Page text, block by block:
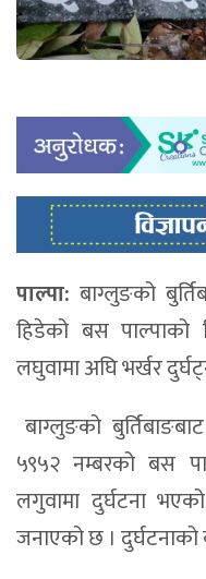
पाल्पा: बाग्लुङको
हिडेको बस पाल्पाको
लघुवामा अघि भर्खर
बाग्लुङको
५९५२ नम्बरको बस
लगुवामा दुर्घटना
जनाएको छ ।